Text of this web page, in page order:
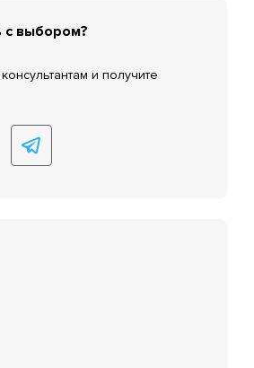
с выбором?
и получите